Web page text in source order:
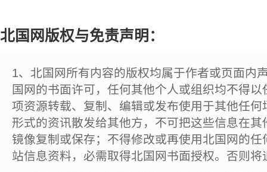
北国网版权与免责声明：
1、北国网所有内容的版权均属于作者或页面内
国网的书面许可，任何其他个人或组织均不得
项资源转载、复制、编辑或发布使用于其他任
形式的资讯散发给其他方，不可把这些信息在
镜像复制或保存；不得修改或再使用北国网的
站信息资料，必需取得北国网书面授权。否则将